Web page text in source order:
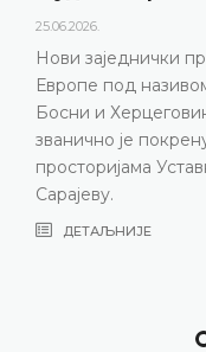
25.06.2026.
Нови заједнички
Европе под
Босни и
званично је
просторијама
Сарајеву.
ДЕТАЉНИЈЕ